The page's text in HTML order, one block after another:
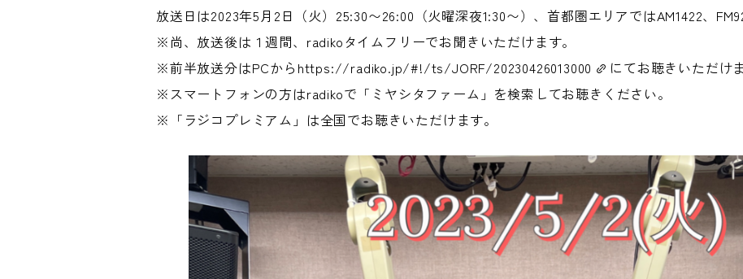
放送日は2023年5月2日（火）25:30〜26:00（火曜深夜1:30〜）、首都圏エリアではAM1422、
※尚、放送後は１週間、radikoタイムフリーでお聞きいただけます。
※前半放送分はPCから https://radiko.jp/#!/ts/JORF/20230426013000
にてお聴きいただけ
※スマートフォンの方はradikoで「ミヤシタファーム」を検索してお聴きください。
※「ラジコプレミアム」は全国でお聴きいただけます。